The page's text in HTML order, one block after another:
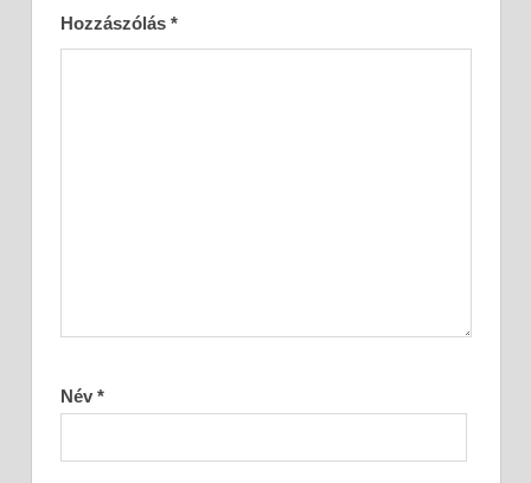
Hozzászólás *
Név *